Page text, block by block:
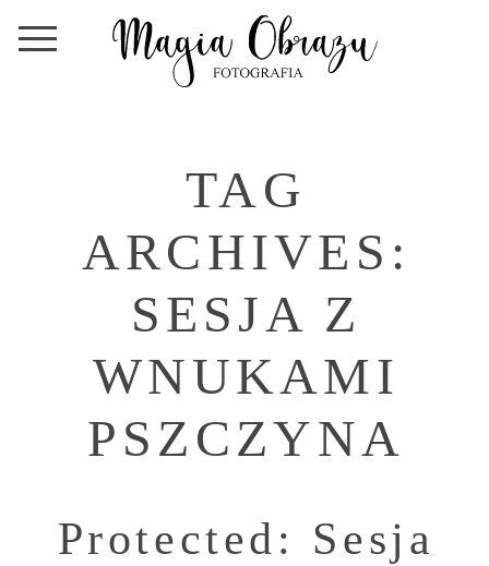
TAG
ARCHIVES:
SESJA Z
WNUKAMI
PSZCZYNA
Protected: Sesja